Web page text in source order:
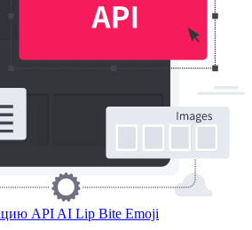
API AI Lip Bite Emoji